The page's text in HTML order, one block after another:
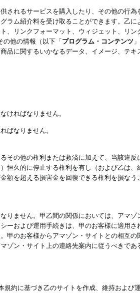
れるサービスを購入したり、その他の行為
ラム紹介料を受け取ることができます。乙
リンクフォーマット、ウィジェット、リ
の他の情報（以下「プログラム・コンテンツ
に関するいかなるデータ、イメージ、テ
ければなりません。
ばなりません。
の他の権利または救済に加えて、当該違
久的に停止する権利を有し（および乙は、
を超える損害金を回復できる権利を損なう
ません。甲乙間の関係においては、アマ
および運用手続きは、甲のお客様に適用
甲のお客様からアマゾン・サイトとの相互
ン・サイト上の連絡先案内に従うべきであ
約に基づき乙のサイトを作成、維持および